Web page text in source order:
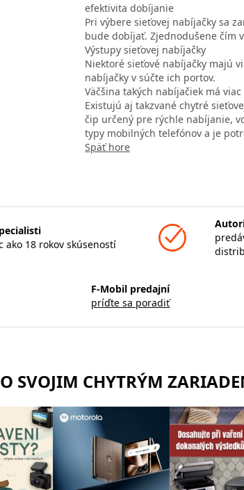
efektivita dobíjanie
Pri výbere sieťovej nabíjačky sa
bude dobíjať. Zjednodušene čím
Výstupy sieťovej nabíjačky
Niektoré sieťové nabíjačky majú
nabíjačky v súčte ich portov.
Väčšina takých nabíjačiek má
Existujú aj takzvané chytré
čip určený pre rýchle nabíjanie,
typy mobilných telefónov a je
Späť hore
ako 18 rokov skúseností
F-Mobil predajní
príďte sa poradiť
SVOJIM CHYTRÝM